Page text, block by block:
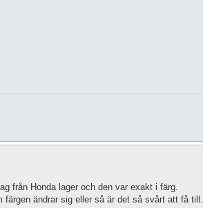
från Honda lager och den var exakt i färg.
ändrar sig eller så är det så svårt att få till.